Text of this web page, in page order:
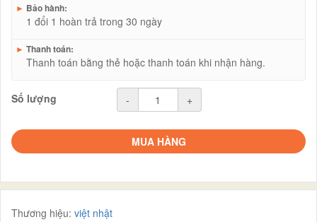
► Bảo hành:
1 đổi 1 hoàn trả trong 30 ngày
► Thanh toán:
Thanh toán bằng thẻ hoặc thanh toán khi nhận hàng.
Số lượng - +
MUA HÀNG
Thương hiệu: việt nhật